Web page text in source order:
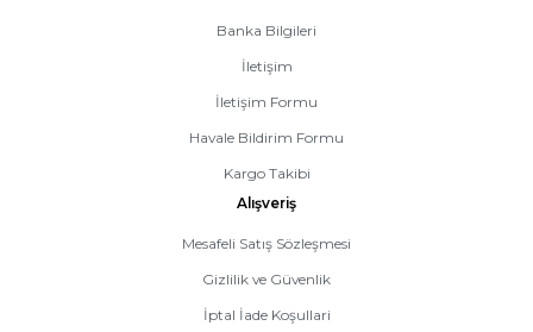
Banka Bilgileri
İletişim
İletişim Formu
Havale Bildirim Formu
Kargo Takibi
Alışveriş
Mesafeli Satış Sözleşmesi
Gizlilik ve Güvenlik
İptal İade Koşullari